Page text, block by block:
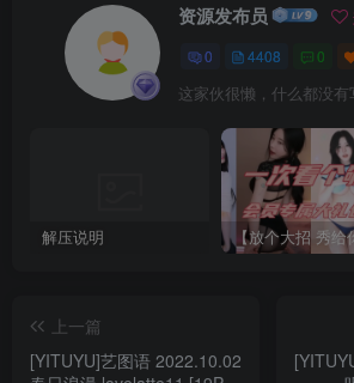
资源发布员
0 4408 0
这家伙很懒，什么都没有
解压说明
上一篇
[YITUYU]艺图语 2022.10.02